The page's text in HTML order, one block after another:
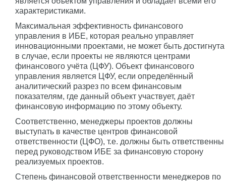
характеристиками.
Максимальная эффективность финансового
управления в ИБЕ, которая реально управляет
инновационными проектами, не может быть достигнута
в случае, если проекты не являются центрами
финансового учёта (ЦФУ). Объект финансового
управления является ЦФУ, если определённый
аналитический разрез по всем финансовым
показателям, где данный объект участвует, даёт
финансовую информацию по этому объекту.
Соответственно, менеджеры проектов должны
выступать в качестве центров финансовой
ответственности (ЦФО), т.е. должны быть ответственны
перед руководством ИБЕ за финансовую сторону
реализуемых проектов.
Степень финансовой ответственности менеджеров по